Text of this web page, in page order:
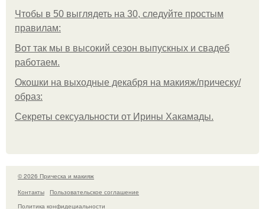
Чтобы в 50 выглядеть на 30, следуйте простым
правилам:
Вот так мы в высокий сезон выпускных и свадеб
работаем.
Окошки на выходные декабря на макияж/прическу/
образ:
Секреты сексуальности от Ирины Хакамады.
© 2026 Прическа и макияж
Контакты
Пользовательское соглашение
Политика конфидециальности